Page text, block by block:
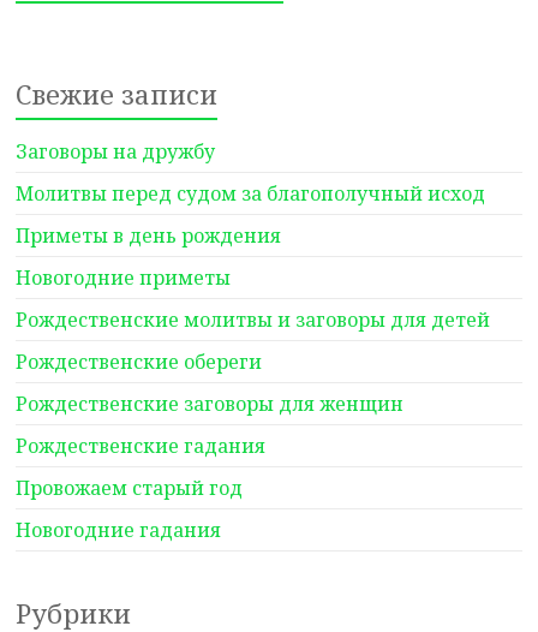
Свежие записи
Заговоры на дружбу
Молитвы перед судом за благополучный исход
Приметы в день рождения
Новогодние приметы
Рождественские молитвы и заговоры для детей
Рождественские обереги
Рождественские заговоры для женщин
Рождественские гадания
Провожаем старый год
Новогодние гадания
Рубрики